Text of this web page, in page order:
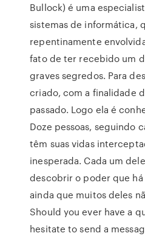
Bullock) é uma
sistemas de informática,
repentinamente
fato de ter recebido um
graves segredos. Para
criado, com a finalidade
passado. Logo ela é
Doze pessoas, seguindo
têm suas vidas
inesperada. Cada um
descobrir o poder que há
ainda que muitos deles
Should you ever have a
hesitate to send a